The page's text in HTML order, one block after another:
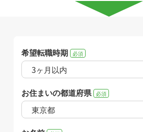
希望転職時期 必須
お住まいの都道府県 必須